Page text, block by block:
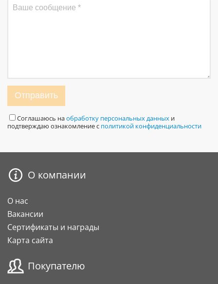
Отправить
Соглашаюсь наобработку персональных данных и
подтверждаю ознакомление с политикой конфиденциальности
О компании
О нас
Вакансии
Сертификаты и награды
Карта сайта
Покупателю